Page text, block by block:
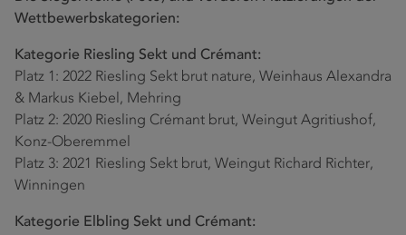
Wettbewerbskategorien:
Kategorie Riesling Sekt und Crémant:
Platz 1: 2022 Riesling Sekt brut nature, Weinhaus Alexandra
& Markus Kiebel, Mehring
Platz 2: 2020 Riesling Crémant brut, Weingut Agritiushof,
Konz-Oberemmel
Platz 3: 2021 Riesling Sekt brut, Weingut Richard Richter,
Winningen
Kategorie Elbling Sekt und Crémant: